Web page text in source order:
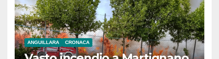
ANGUILLARA CRONACA